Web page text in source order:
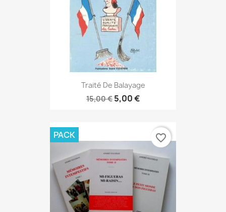
Traité De Balayage
15,00 € 5,00 €
PACK favorite_border